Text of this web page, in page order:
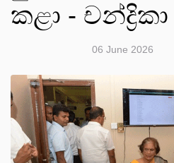
කළා -
06 June 2026